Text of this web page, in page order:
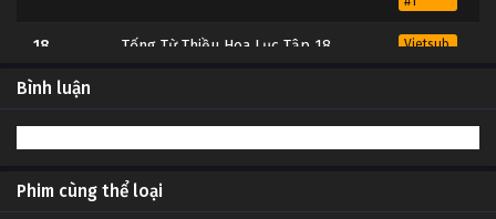
18 Tống Từ Thiều Hoa Lục Tập 18
Vietsub
17 Tống Từ Thiều Hoa Lục Tập 17
Bình luận
Phim cùng thể loại